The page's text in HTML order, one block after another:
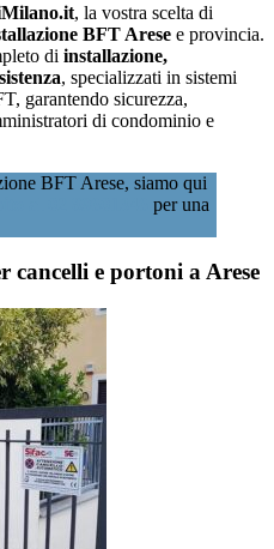
, la vostra scelta di
BFT Arese e provincia.
di installazione,
, specializzati in sistemi
garantendo sicurezza,
di condominio e
BFT Arese, siamo qui
per una
e portoni a Arese